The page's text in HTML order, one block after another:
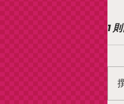
1